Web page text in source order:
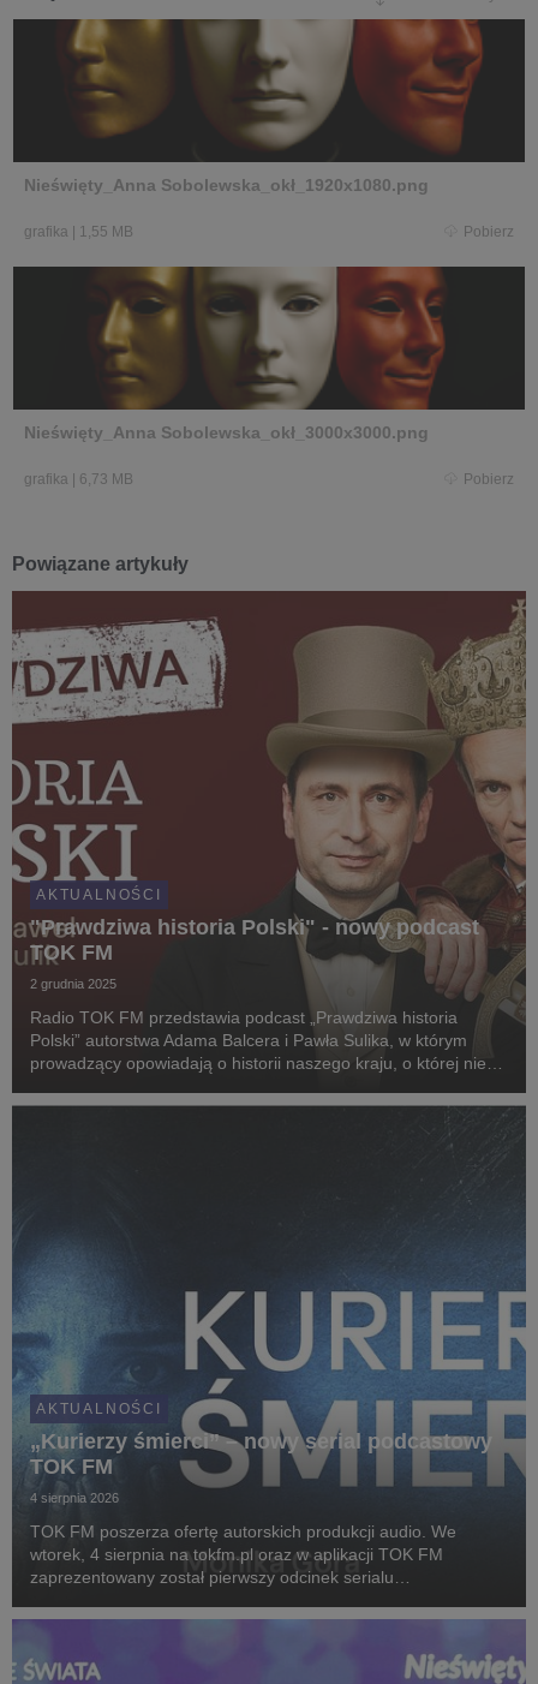
Nieświęty_Anna Sobolewska_okł_1920x1080.png
grafika 1,55 MB Pobierz
Nieświęty_Anna Sobolewska_okł_3000x3000.png
grafika 6,73 MB Pobierz
Powiązane artykuły
AKTUALNOŚCI
"Prawdziwa historia Polski" - nowy podcast
TOK FM
2 grudnia 2025
Radio TOK FM przedstawia podcast „Prawdziwa historia
Polski” autorstwa Adama Balcera i Pawła Sulika, w którym
prowadzący opowiadają o historii naszego kraju, o której nie
zgadza się z rzeczywistością, pokazują,...
AKTUALNOŚCI
„Kurierzy śmierci” – nowy serial podcastowy
TOK FM
4 sierpnia 2026
TOK FM poszerza ofertę autorskich produkcji audio. We
wtorek, 4 sierpnia na tokfm.pl oraz w aplikacji TOK FM
zaprezentowany został pierwszy odcinek serialu
śledczy odsłania kulisy wieloletniego procederu wyłudzania...